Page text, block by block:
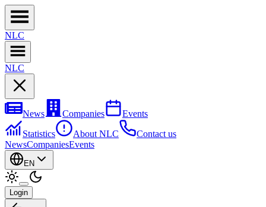
NLC
NLC
News Companies
Events
Statistics
About NLC
Contact us
NewsCompaniesEvents
EN
Login